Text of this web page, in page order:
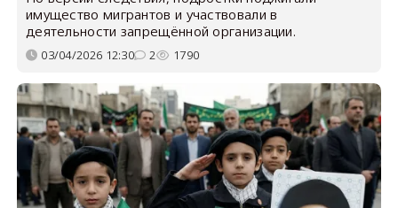
имущество мигрантов и участвовали в
деятельности запрещённой организации.
03/04/2026 12:30 2 1790